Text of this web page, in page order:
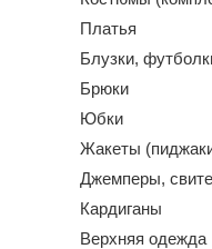
Платья
Блузки,
Брюки
Юбки
Жакеты
Джемперы,
Кардиганы
Верхняя одежда